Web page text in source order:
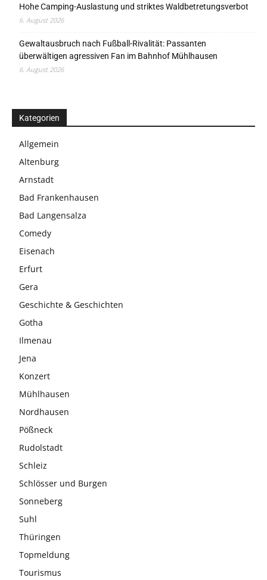
Hohe Camping-Auslastung und striktes Waldbetretungsverbot
6. August 2026
Gewaltausbruch nach Fußball-Rivalität: Passanten
überwältigen agressiven Fan im Bahnhof Mühlhausen
6. August 2026
Kategorien
Allgemein
Altenburg
Arnstadt
Bad Frankenhausen
Bad Langensalza
Comedy
Eisenach
Erfurt
Gera
Geschichte & Geschichten
Gotha
Ilmenau
Jena
Konzert
Mühlhausen
Nordhausen
Pößneck
Rudolstadt
Schleiz
Schlösser und Burgen
Sonneberg
Suhl
Thüringen
Topmeldung
Tourismus